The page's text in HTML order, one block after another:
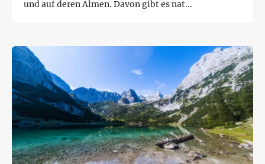
und auf deren Almen. Davon gibt es nat...